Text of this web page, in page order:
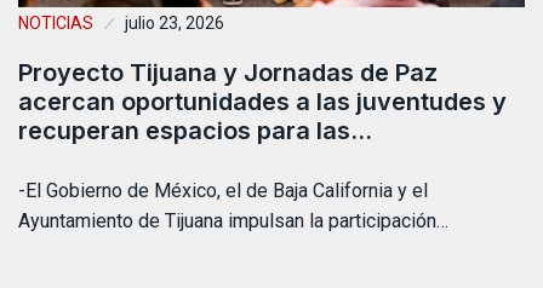
NOTICIAS julio 23, 2026
Proyecto Tijuana y Jornadas de Paz
acercan oportunidades a las juventudes y
recuperan espacios para las…
-El Gobierno de México, el de Baja California y el
Ayuntamiento de Tijuana impulsan la participación…